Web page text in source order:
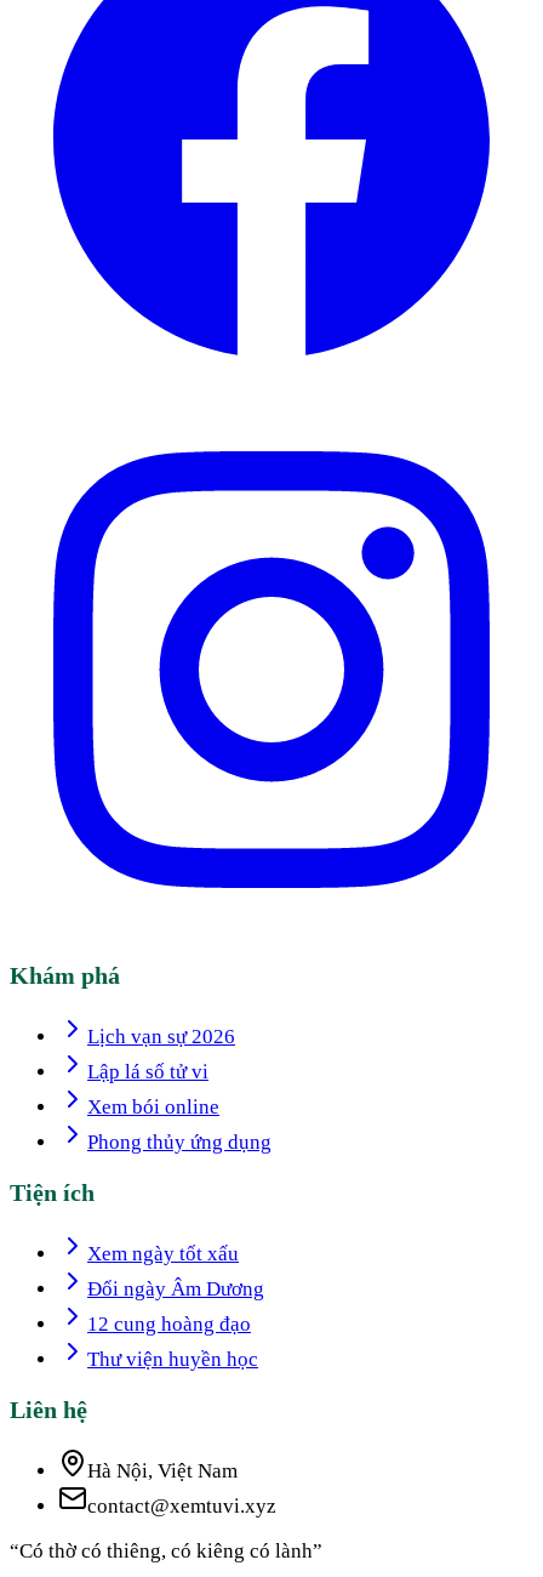
Khám phá
Lịch vạn sự 2026
Lập lá số tử vi
Xem bói online
Phong thủy ứng dụng
Tiện ích
Xem ngày tốt xấu
Đổi ngày Âm Dương
12 cung hoàng đạo
Thư viện huyền học
Liên hệ
Hà Nội, Việt Nam
contact@xemtuvi.xyz
“Có thờ có thiêng, có kiêng có lành”